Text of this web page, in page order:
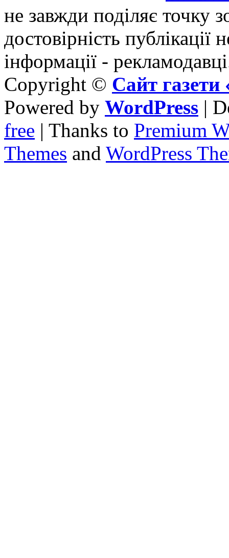
не завжди поділяє точку
достовірність публікації
інформації -
Copyright © Сайт
Powered by WordPress |
free | Thanks to Premium
Themes and WordPress